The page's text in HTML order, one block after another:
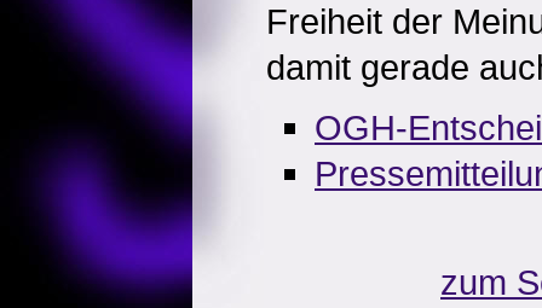
Freiheit der
damit gerade
OGH-
zum